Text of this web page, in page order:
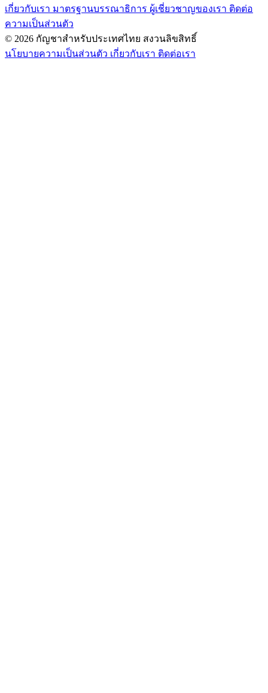
เกี่ยวกับเรา มาตรฐานบรรณาธิการ ผู้เชี่ยวชาญของเรา ติดต่อ
ความเป็นส่วนตัว
© 2026 กัญชาสำหรับประเทศไทย สงวนลิขสิทธิ์
นโยบายความเป็นส่วนตัว เกี่ยวกับเรา ติดต่อเรา